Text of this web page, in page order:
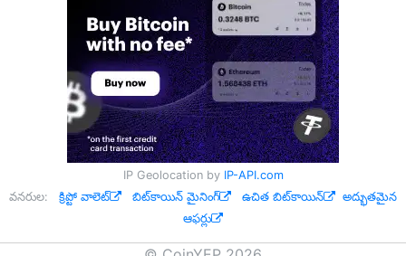
IP Geolocation by IP-API.com
వనరుల: క్రిప్టో వాలెట్ బిట్‌కాయిన్ మైనింగ్ ఉచిత బిట్‌కాయిన్
అద్భుతమైన
ఆఫర్లు